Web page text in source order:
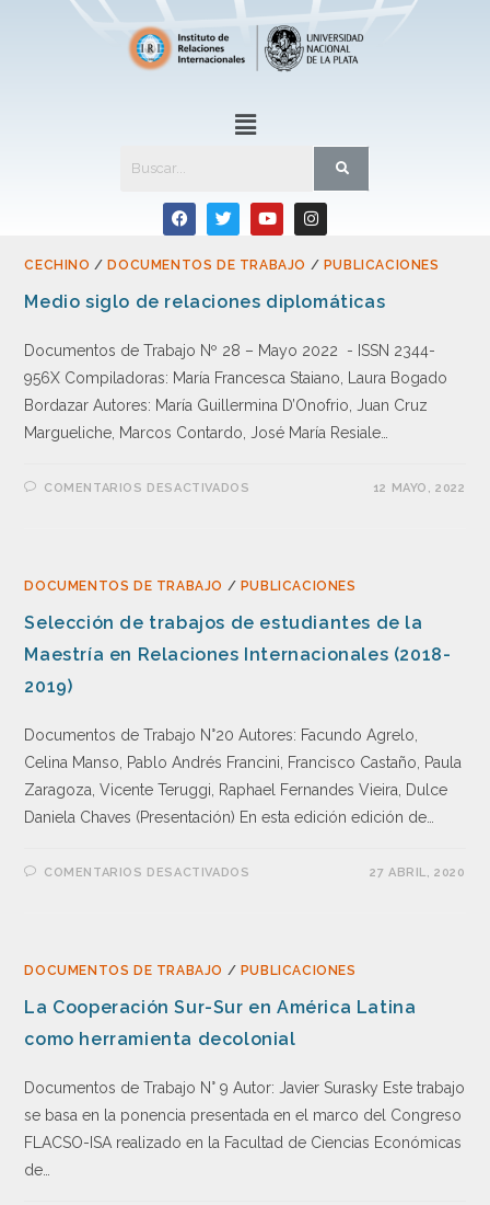
CECHINO / DOCUMENTOS DE TRABAJO / PUBLICACIONES
Medio siglo de relaciones diplomáticas
Documentos de Trabajo Nº 28 – Mayo 2022 - ISSN 2344-
956X Compiladoras: María Francesca Staiano, Laura Bogado
Bordazar Autores: María Guillermina D’Onofrio, Juan Cruz
Margueliche, Marcos Contardo, José María Resiale…
COMENTARIOS DESACTIVADOS 12 MAYO, 2022
DOCUMENTOS DE TRABAJO / PUBLICACIONES
Selección de trabajos de estudiantes de la
Maestría en Relaciones Internacionales (2018-
2019)
Documentos de Trabajo N°20 Autores: Facundo Agrelo,
Celina Manso, Pablo Andrés Francini, Francisco Castaño, Paula
Zaragoza, Vicente Teruggi, Raphael Fernandes Vieira, Dulce
Daniela Chaves (Presentación) En esta edición edición de…
COMENTARIOS DESACTIVADOS 27 ABRIL, 2020
DOCUMENTOS DE TRABAJO / PUBLICACIONES
La Cooperación Sur-Sur en América Latina
como herramienta decolonial
Documentos de Trabajo N° 9 Autor: Javier Surasky Este trabajo
se basa en la ponencia presentada en el marco del Congreso
FLACSO-ISA realizado en la Facultad de Ciencias Económicas
de…